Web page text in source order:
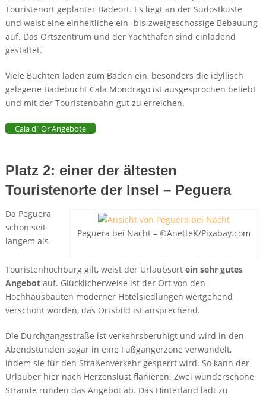
Touristenort geplanter Badeort. Es liegt an der Südostküste
und weist eine einheitliche ein- bis-zweigeschossige Bebauung
auf. Das Ortszentrum und der Yachthafen sind einladend
gestaltet.
Viele Buchten laden zum Baden ein, besonders die idyllisch
gelegene Badebucht Cala Mondrago ist ausgesprochen beliebt
und mit der Touristenbahn gut zu erreichen.
Cala d´Or Angebote
Platz 2: einer der ältesten
Touristenorte der Insel – Peguera
Peguera bei Nacht – ©AnetteK/Pixabay.com
Da Peguera
schon seit
langem als
Touristenhochburg gilt, weist der Urlaubsort ein sehr gutes
Angebotauf. Glücklicherweise ist der Ort von den
Hochhausbauten moderner Hotelsiedlungen weitgehend
verschont worden, das Ortsbild ist ansprechend.
Die Durchgangsstraße ist verkehrsberuhigt und wird in den
Abendstunden sogar in eine Fußgängerzone verwandelt,
indem sie für den Straßenverkehr gesperrt wird. So kann der
Urlauber hier nach Herzenslust flanieren. Zwei wunderschöne
Strände runden das Angebot ab. Das Hinterland lädt zu